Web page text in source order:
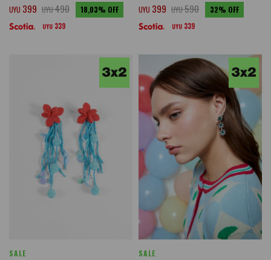
UYU 399 UYU490 18,03
UYU 339
UYU 399 UYU590 32
UYU 339
SALE SALE